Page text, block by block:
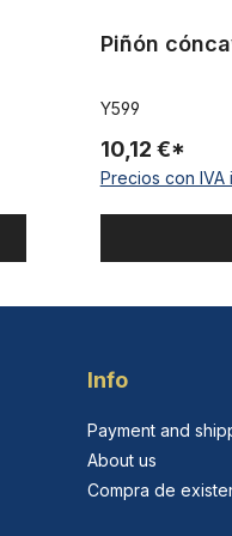
Piñón
Y599
10,12 €*
Precios con
Info
Payment and
About us
Compra de